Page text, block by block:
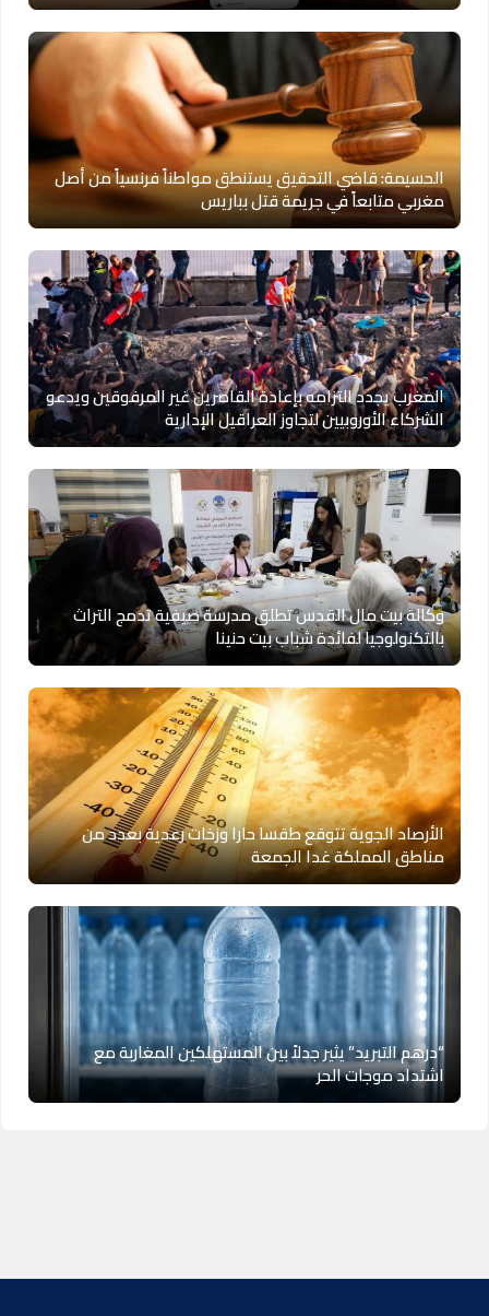
الحسيمة: قاضي التحقيق يستنطق مواطناً فرنسياً من أصل
مغربي متابعاً في جريمة قتل بباريس
المغرب يجدد التزامه بإعادة القاصرين غير المرفوقين ويدعو
الشركاء الأوروبيين لتجاوز العراقيل الإدارية
وكالة بيت مال القدس تطلق مدرسة صيفية تدمج التراث
بالتكنولوجيا لفائدة شباب بيت حنينا
الأرصاد الجوية تتوقع طقسا حارا وزخات رعدية بعدد من
مناطق المملكة غدا الجمعة
“درهم التبريد” يثير جدلاً بين المستهلكين المغاربة مع
اشتداد موجات الحر